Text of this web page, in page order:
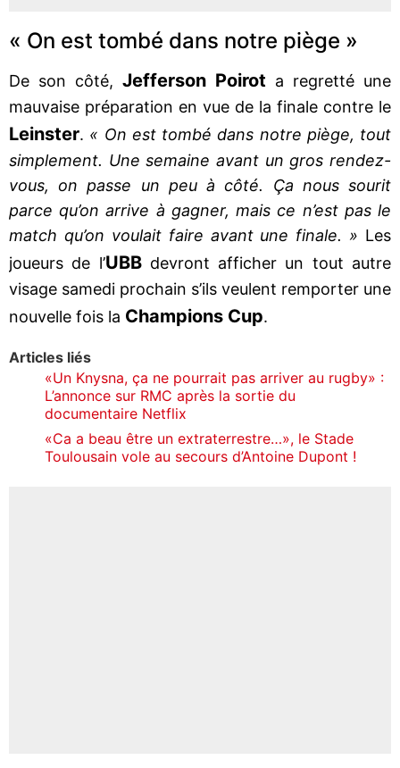
« On est tombé dans notre piège »
De son côté, Jefferson Poirot a regretté une
mauvaise préparation en vue de la finale contre le
Leinster. « On est tombé dans notre piège, tout
simplement. Une semaine avant un gros rendez-
vous, on passe un peu à côté. Ça nous sourit
parce qu’on arrive à gagner, mais ce n’est pas le
match qu’on voulait faire avant une finale. » Les
joueurs de l’UBBdevront afficher un tout autre
visage samedi prochain s’ils veulent remporter une
nouvelle fois la Champions Cup.
Articles liés
«Un Knysna, ça ne pourrait pas arriver au rugby» :
L’annonce sur RMC après la sortie du
documentaire Netflix
«Ca a beau être un extraterrestre…», le Stade
Toulousain vole au secours d’Antoine Dupont !